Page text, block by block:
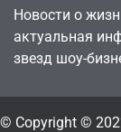
Новости о
актуальная
звезд шоу-
© Copyright ©